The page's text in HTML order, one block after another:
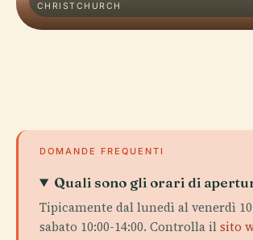
CHRISTCHURCH
DOMANDE FREQUENTI
Quali sono gli orari di
Tipicamente dal lunedì al venerdì
sabato 10:00-14:00. Controlla ilsito